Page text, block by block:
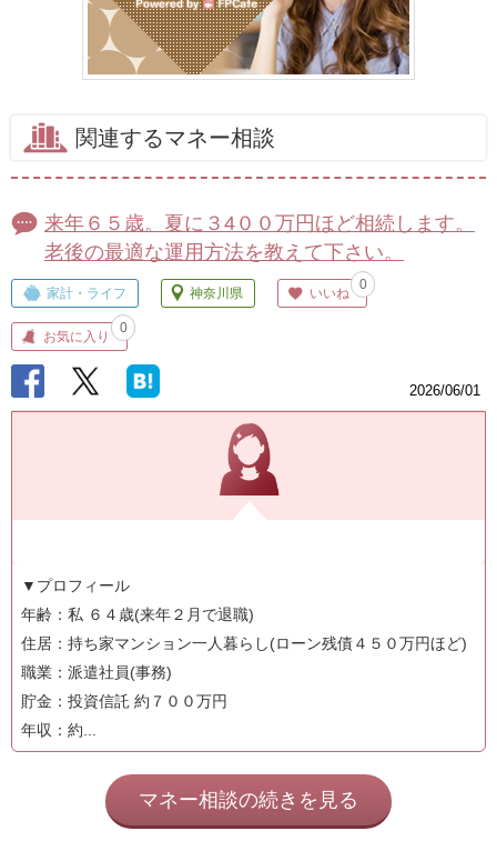
関連するマネー相談
来年６５歳。夏に３4００万円ほど相続します。
老後の最適な運用方法を教えて下さい。
家計・ライフ 神奈川県 いいね
0
お気に入り
0
2026/06/01
▼プロフィール
年齢：私 ６４歳(来年２月で退職)
住居：持ち家マンション一人暮らし(ローン残債４５０万円ほど)
職業：派遣社員(事務)
貯金：投資信託 約７００万円
年収：約...
マネー相談の続きを見る